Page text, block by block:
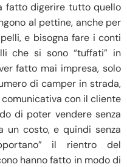
fatto digerire tutto quello
al pettine, anche per
e bisogna fare i conti
che si sono “tuffati” in
fatto mai impresa, solo
di camper in strada,
con il cliente
di poter vendere senza
un costo, e quindi senza
il rientro del
hanno fatto in modo di